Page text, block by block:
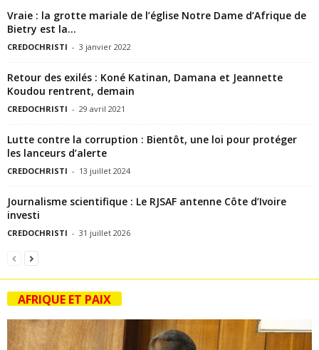
Vraie : la grotte mariale de l’église Notre Dame d’Afrique de
Bietry est la...
CREDOCHRISTI - 3 janvier 2022
Retour des exilés : Koné Katinan, Damana et Jeannette
Koudou rentrent, demain
CREDOCHRISTI - 29 avril 2021
Lutte contre la corruption : Bientôt, une loi pour protéger
les lanceurs d’alerte
CREDOCHRISTI - 13 juillet 2024
Journalisme scientifique : Le RJSAF antenne Côte d’Ivoire
investi
CREDOCHRISTI - 31 juillet 2026
AFRIQUE ET PAIX